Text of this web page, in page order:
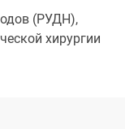
(РУДН),
хирургии